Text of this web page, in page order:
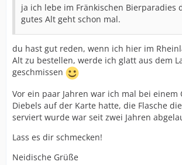
ja ich lebe im Fränkischen Bierparadies
gutes Alt geht schon mal.
du hast gut reden, wenn ich hier im
Alt zu bestellen, werde ich glatt aus dem
geschmissen
Vor ein paar Jahren war ich mal bei einem
Diebels auf der Karte hatte, die Flasche
serviert wurde war seit zwei Jahren
Lass es dir schmecken!
Neidische Grüße